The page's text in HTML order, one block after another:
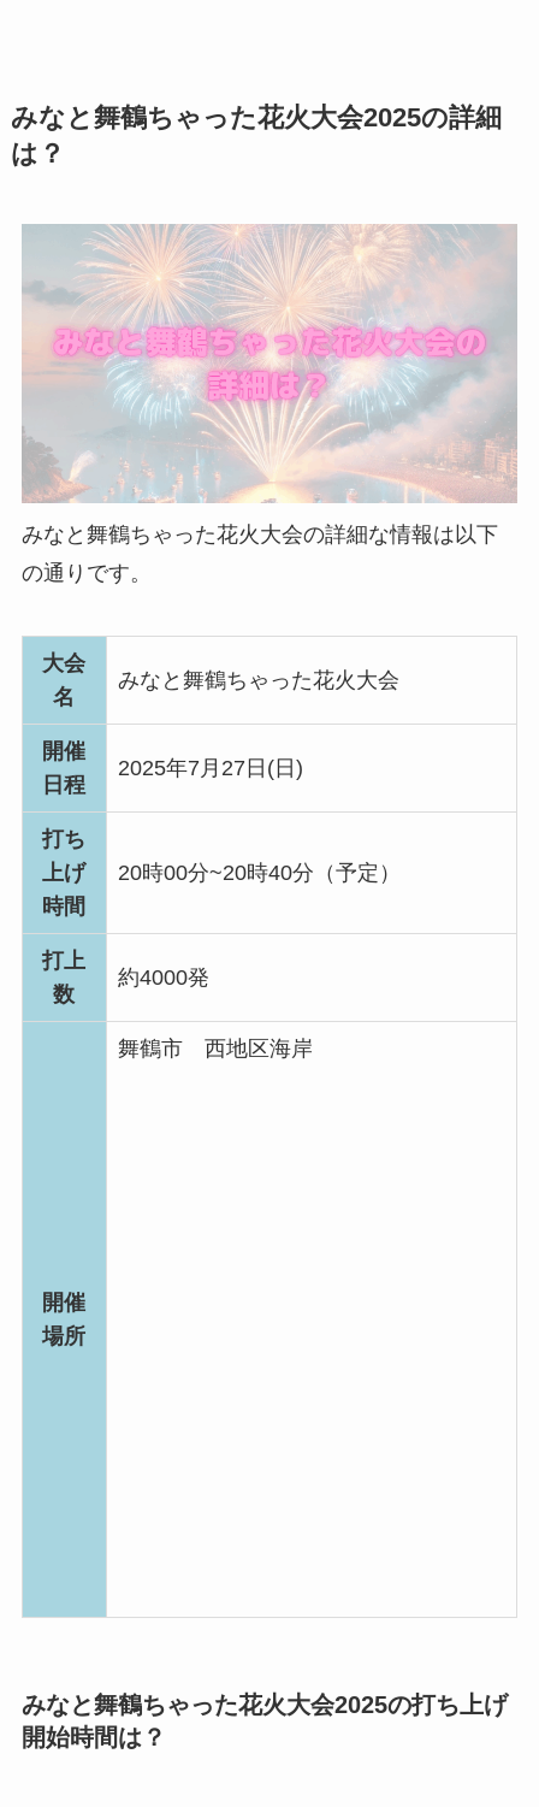
みなと舞鶴ちゃった花火大会2025の詳細
は？
みなと舞鶴ちゃった花火大会の詳細な情報は以下
の通りです。
大会
名
みなと舞鶴ちゃった花火大会
開催
日程
2025年7月27日(日)
打ち
上げ
時間
20時00分~20時40分（予定）
打上
数
約4000発
開催
場所
舞鶴市 西地区海岸
みなと舞鶴ちゃった花火大会2025の打ち上げ
開始時間は？